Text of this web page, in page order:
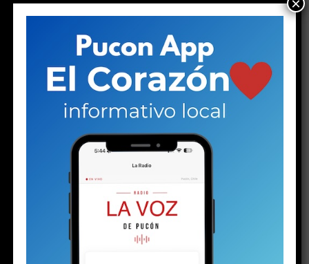
Apoya el periodismo local e independiente
haciéndote socio de La Voz de Pucón)
Share this:
Facebook X
ADOLESCENTE